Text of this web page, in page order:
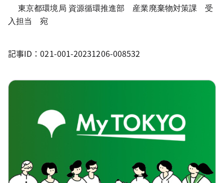
東京都環境局 資源循環推進部 産業廃棄物対策課 受
入担当 宛
記事ID：021-001-20231206-008532